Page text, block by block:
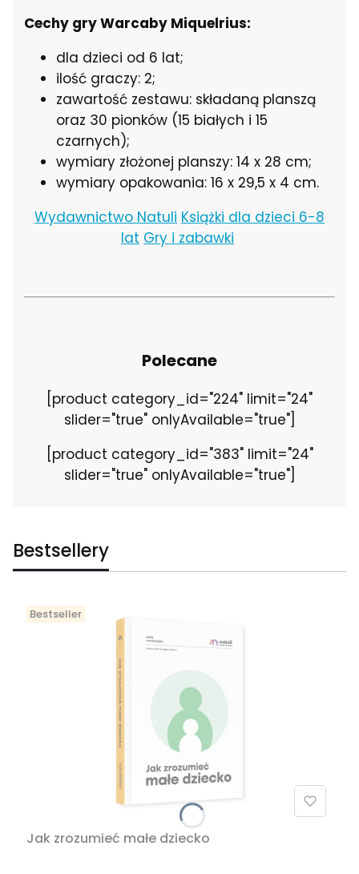
Cechy gry Warcaby Miquelrius:
dla dzieci od 6 lat;
ilość graczy: 2;
zawartość zestawu: składaną planszą
oraz 30 pionków (15 białych i 15
czarnych);
wymiary złożonej planszy: 14 x 28 cm;
wymiary opakowania: 16 x 29,5 x 4 cm.
Wydawnictwo Natuli Książki dla dzieci 6-8
lat Gry i zabawki
Polecane
[product category_id="224" limit="24"
slider="true" onlyAvailable="true"]
[product category_id="383" limit="24"
slider="true" onlyAvailable="true"]
Bestsellery
Bestseller
Jak zrozumieć małe dziecko